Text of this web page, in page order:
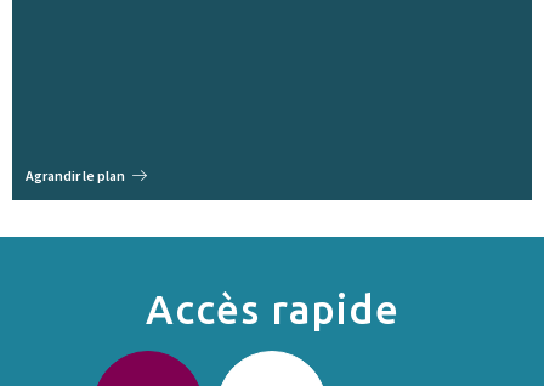
Agrandir le plan
Accès rapide